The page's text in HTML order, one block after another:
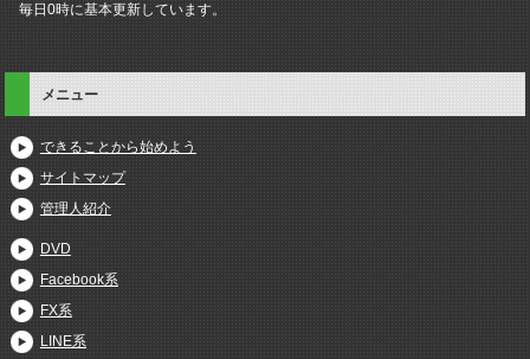
毎日0時に基本更新しています。
メニュー
できることから始めよう
サイトマップ
管理人紹介
DVD
Facebook系
FX系
LINE系